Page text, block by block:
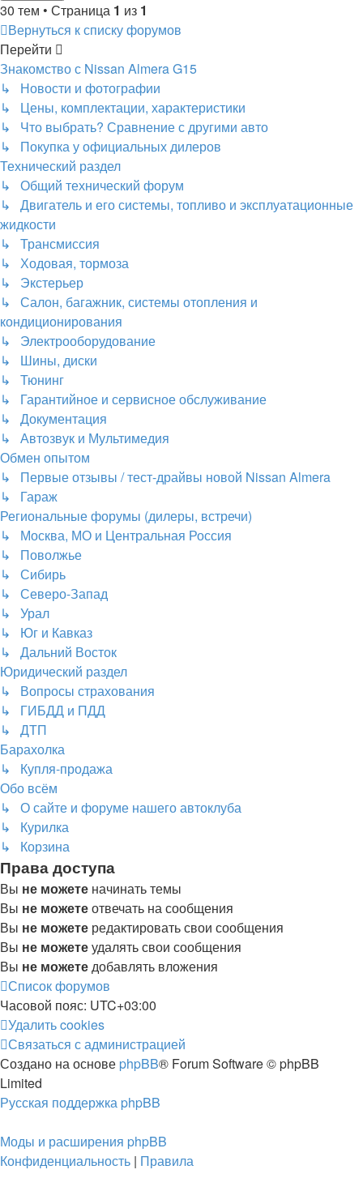
30 тем • Страница 1 из 1
Вернуться к списку форумов
Перейти
Знакомство с Nissan Almera G15
↳ Новости и фотографии
↳ Цены, комплектации, характеристики
↳ Что выбрать? Сравнение с другими авто
↳ Покупка у официальных дилеров
Технический раздел
↳ Общий технический форум
↳ Двигатель и его системы, топливо и эксплуатационные
жидкости
↳ Трансмиссия
↳ Ходовая, тормоза
↳ Экстерьер
↳ Салон, багажник, системы отопления и
кондиционирования
↳ Электрооборудование
↳ Шины, диски
↳ Тюнинг
↳ Гарантийное и сервисное обслуживание
↳ Документация
↳ Автозвук и Мультимедия
Обмен опытом
↳ Первые отзывы / тест-драйвы новой Nissan Almera
↳ Гараж
Региональные форумы (дилеры, встречи)
↳ Москва, МО и Центральная Россия
↳ Поволжье
↳ Сибирь
↳ Северо-Запад
↳ Урал
↳ Юг и Кавказ
↳ Дальний Восток
Юридический раздел
↳ Вопросы страхования
↳ ГИБДД и ПДД
↳ ДТП
Барахолка
↳ Купля-продажа
Обо всём
↳ О сайте и форуме нашего автоклуба
↳ Курилка
↳ Корзина
Права доступа
Вы не можете начинать темы
Вы не можетеотвечать на сообщения
Вы не можете редактировать свои сообщения
Вы не можетеудалять свои сообщения
Вы не можетедобавлять вложения
Список форумов
Часовой пояс: UTC+03:00
Удалить cookies
Связаться с администрацией
Создано на основе phpBB® Forum Software © phpBB
Limited
Русская поддержка phpBB
Моды и расширения phpBB
Конфиденциальность | Правила